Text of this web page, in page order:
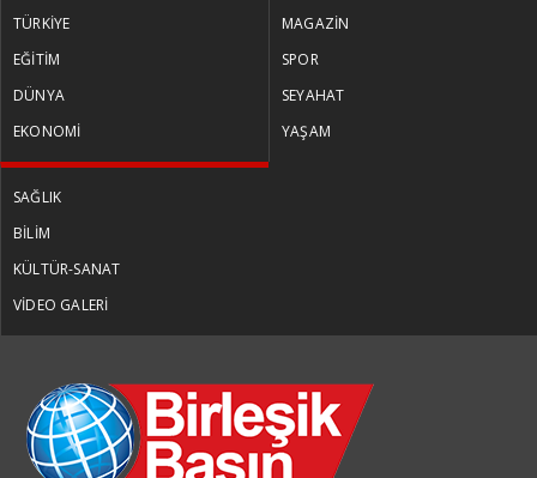
TÜRKİYE
EĞİTİM
DÜNYA
EKONOMİ
MAGAZİN
SPOR
SEYAHAT
YAŞAM
SAĞLIK
BİLİM
KÜLTÜR-SANAT
VİDEO GALERİ